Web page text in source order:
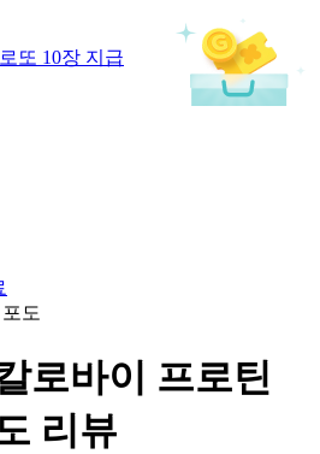
또 10장 지급
도
로바이 프로틴
리뷰